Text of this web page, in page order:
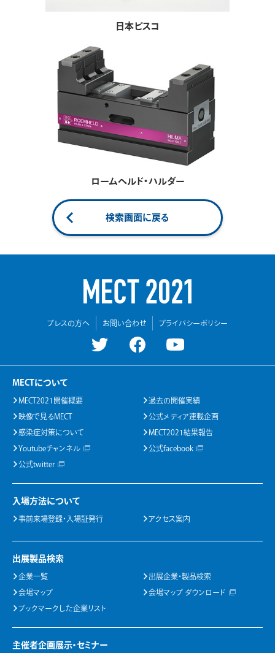
日本ピスコ
ロームヘルド・ハルダー
検索画面に戻る
プレスの方へ お問い合わせ プライバシーポリシー
MECTについて
MECT2021開催概要 過去の開催実績
映像で見るMECT 公式メディア連載企画
感染症対策について MECT2021結果報告
Youtubeチャンネル 公式facebook
公式twitter
入場方法について
事前来場登録・入場証発行 アクセス案内
出展製品検索
企業一覧 出展企業・製品検索
会場マップ 会場マップ ダウンロード
ブックマークした企業リスト
主催者企画展示・セミナー